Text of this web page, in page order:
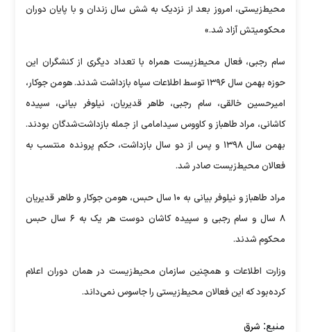
محیط‌زیستی، امروز بعد از نزدیک به شش سال زندان و با پایان دوران
محکومیتش آزاد شد.»
سام رجبی، فعال محیط‌زیست همراه با تعداد دیگری از کنشگران این
حوزه بهمن سال ۱۳۹۶ توسط اطلاعات سپاه بازداشت شدند. هومن جوکار،
امیرحسین خالقی، سام رجبی، طاهر قدیریان، نیلوفر بیانی، سپیده
کاشانی، مراد طاهباز و کاووس سیدامامی از جمله بازداشت‌شدگان بودند.
بهمن سال ۱۳۹۸ و پس از دو سال بازداشت، حکم پرونده منتسب به
فعالان محیط‌زیست صادر شد.
مراد طاهباز و نیلوفر بیانی به ۱۰ سال حبس، هومن جوکار و طاهر قدیریان
۸ سال و سام رجبی و سپیده کاشان دوست هر یک به ۶ سال حبس
محکوم شدند.
وزارت اطلاعات و همچنین سازمان محیط‌زیست در همان دوران اعلام
کرده‌بود که این فعالان محیط‌زیستی را جاسوس نمی‌داند.
منبع: شرق